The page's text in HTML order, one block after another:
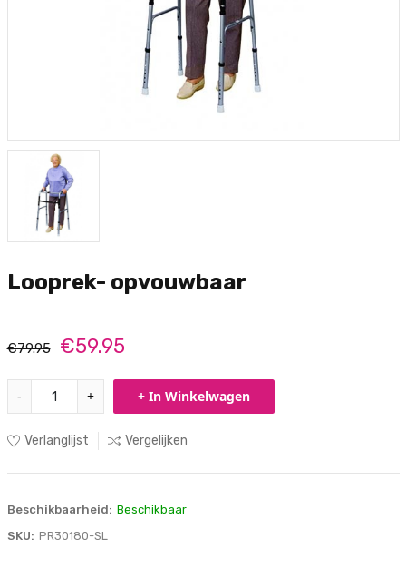
Looprek- opvouwbaar
€79.95 €59.95
- + + In Winkelwagen
Verlanglijst Vergelijken
Beschikbaarheid: Beschikbaar
SKU: PR30180-SL